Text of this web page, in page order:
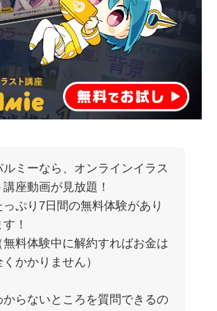
ルミーなら、オンラインイラス
講座動画が見放題！
っぷり7日間の無料体験があり
す！
無料体験中に解約すればお金は
くかかりません）
からないところを質問できるの